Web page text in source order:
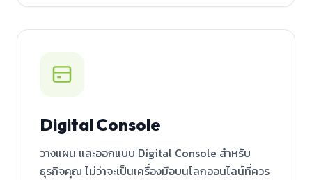
Digital Console
วางแผน และออกแบบ Digital Console สำหรับ
ธุรกิจคุณ ไม่ว่าจะเป็นเครื่องมือบนโลกออนไลน์ที่ควร